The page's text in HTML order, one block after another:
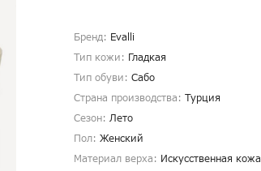
Бренд: Evalli
Тип кожи: Гладкая
Тип обуви: Сабо
Страна производства: Турция
Сезон: Лето
Пол: Женский
Материал верха: Искусственная кожа